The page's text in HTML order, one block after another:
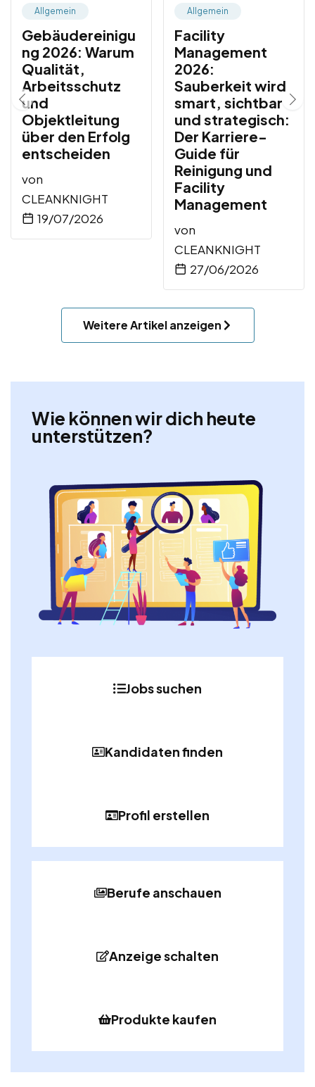
Allgemein
Gebäudereinigu
ng 2026: Warum
Qualität,
Arbeitsschutz
und
Objektleitung
über den Erfolg
entscheiden
von
CLEANKNIGHT
19/07/2026
Allgemein
Facility
Management
2026:
Sauberkeit wird
smart, sichtbar
und strategisch:
Der Karriere-
Guide für
Reinigung und
Facility
Management
von
CLEANKNIGHT
27/06/2026
Weitere Artikel anzeigen
Wie können wir dich heute
unterstützen?
Jobs suchen
Kandidaten finden
Profil erstellen
Berufe anschauen
Anzeige schalten
Produkte kaufen